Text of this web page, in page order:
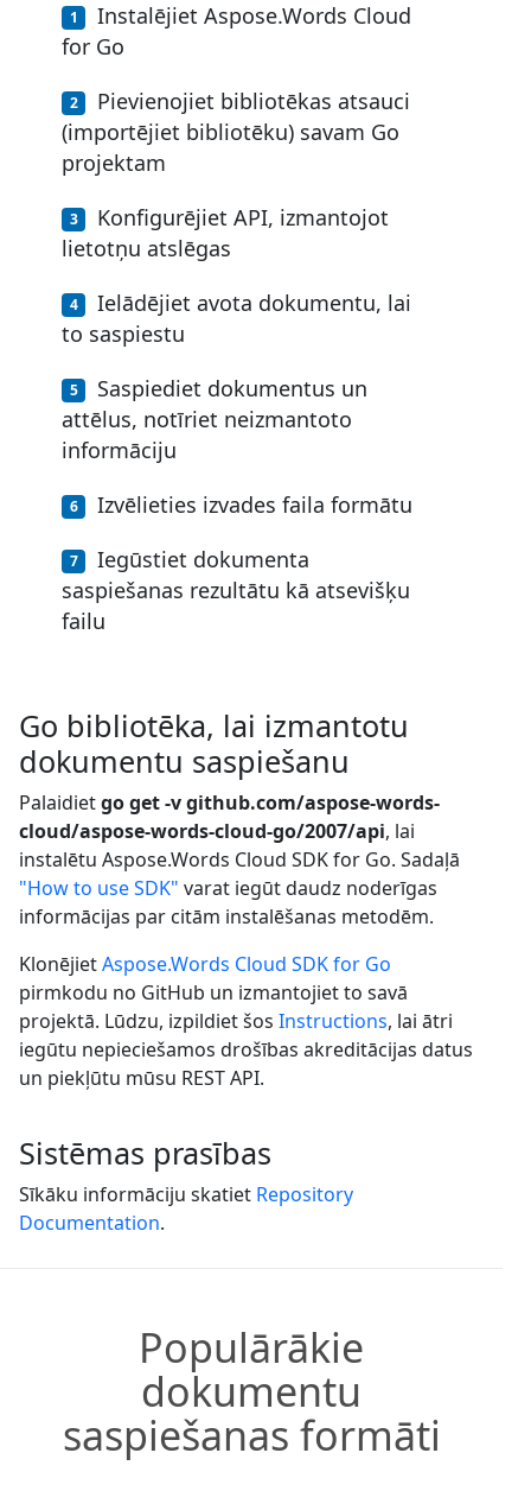
Instalējiet Aspose.Words Cloud
for Go
Pievienojiet bibliotēkas atsauci
(importējiet bibliotēku) savam Go
projektam
Konfigurējiet API, izmantojot
lietotņu atslēgas
Ielādējiet avota dokumentu, lai
to saspiestu
Saspiediet dokumentus un
attēlus, notīriet neizmantoto
informāciju
Izvēlieties izvades faila formātu
Iegūstiet dokumenta
saspiešanas rezultātu kā atsevišķu
failu
Go bibliotēka, lai izmantotu
dokumentu saspiešanu
Palaidietgo get -v github.com/aspose-words-
cloud/aspose-words-cloud-go/2007/api, lai
instalētu Aspose.Words Cloud SDK for Go. Sadaļā
"How to use SDK" varat iegūt daudz noderīgas
informācijas par citām instalēšanas metodēm.
KlonējietAspose.Words Cloud SDK for Go
pirmkodu no GitHub un izmantojiet to savā
projektā. Lūdzu, izpildiet šos Instructions, lai ātri
iegūtu nepieciešamos drošības akreditācijas datus
un piekļūtu mūsu REST API.
Sistēmas prasības
Sīkāku informāciju skatiet Repository
Documentation.
Populārākie
dokumentu
saspiešanas formāti